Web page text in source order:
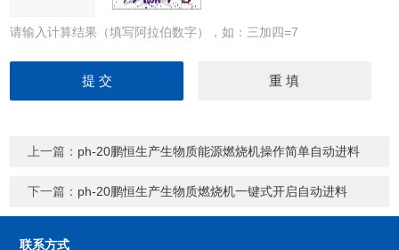
请输入计算结果（填写阿拉伯数字），如：三加四=7
上一篇： ph-20鹏恒生产生物质能源燃烧机操作简单自动进料
下一篇： ph-20鹏恒生产生物质燃烧机一键式开启自动进料
联系方式